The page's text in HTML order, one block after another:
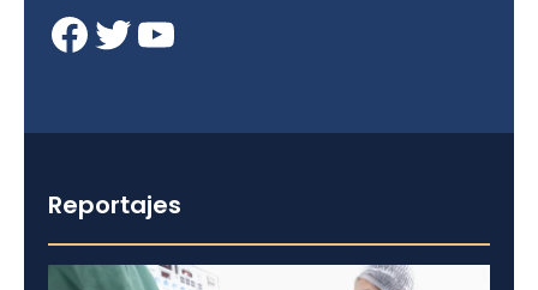
Facebook Twitter YouTube
Reportajes